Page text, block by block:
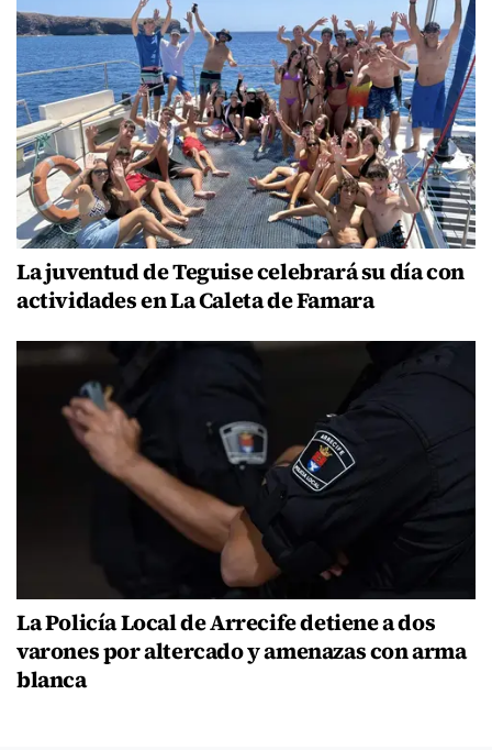
La juventud de Teguise celebrará su día con
actividades en La Caleta de Famara
La Policía Local de Arrecife detiene a dos
varones por altercado y amenazas con arma
blanca